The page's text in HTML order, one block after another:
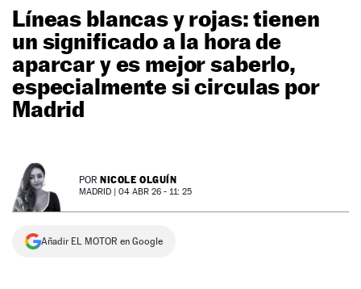
MOTOS
TECNOLOGÍA
MOTORTV
PREMIOS
SERVICIOS
SÍGUENOS
Líneas blancas y rojas: tienen
un significado a la hora de
aparcar y es mejor saberlo,
especialmente si circulas por
Madrid
POR NICOLE OLGUÍN
MADRID | 04 ABR 26 - 11: 25
Añadir EL MOTOR en Google